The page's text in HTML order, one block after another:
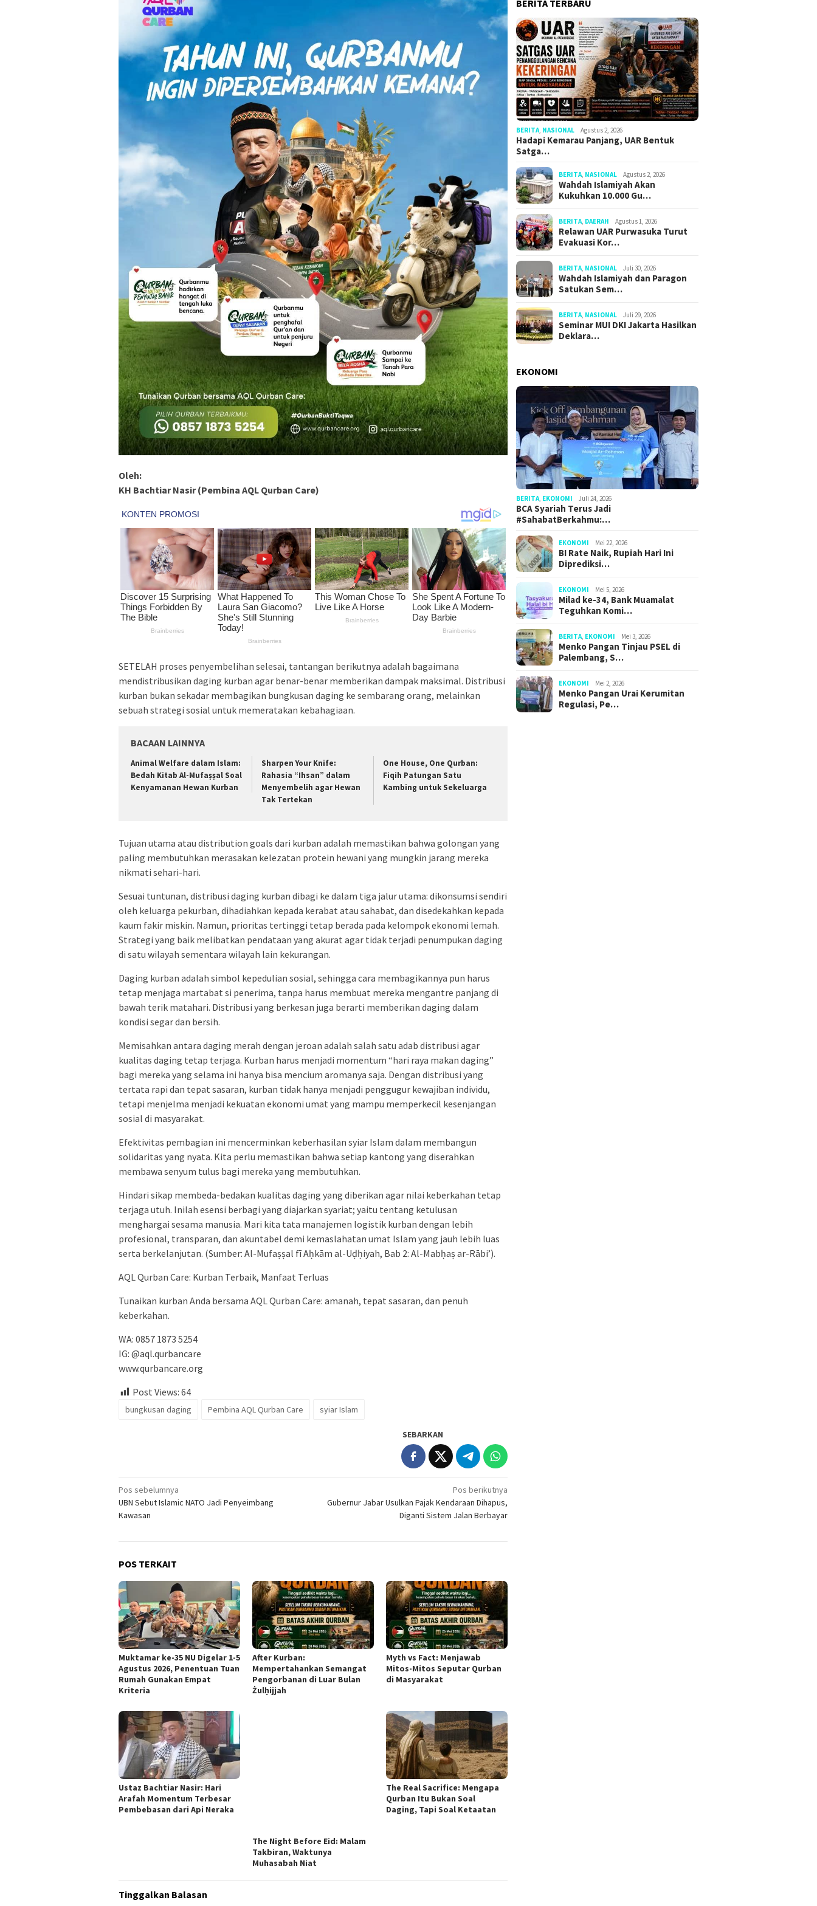
Oleh:
KH Bachtiar Nasir (Pembina AQL Qurban Care)
SETELAH proses penyembelihan selesai, tantangan berikutnya adalah bagaimana
mendistribusikan daging kurban agar benar-benar memberikan dampak maksimal. Distribusi
kurban bukan sekadar membagikan bungkusan daging ke sembarang orang, melainkan
sebuah strategi sosial untuk memeratakan kebahagiaan.
BACAAN LAINNYA
Animal Welfare dalam Islam:
Bedah Kitab Al-Mufaṣṣal Soal
Kenyamanan Hewan Kurban
Sharpen Your Knife:
Rahasia “Ihsan” dalam
Menyembelih agar Hewan
Tak Tertekan
One House, One Qurban:
Fiqih Patungan Satu
Kambing untuk Sekeluarga
Tujuan utama atau distribution goals dari kurban adalah memastikan bahwa golongan yang
paling membutuhkan merasakan kelezatan protein hewani yang mungkin jarang mereka
nikmati sehari-hari.
Sesuai tuntunan, distribusi daging kurban dibagi ke dalam tiga jalur utama: dikonsumsi sendiri
oleh keluarga pekurban, dihadiahkan kepada kerabat atau sahabat, dan disedekahkan kepada
kaum fakir miskin. Namun, prioritas tertinggi tetap berada pada kelompok ekonomi lemah.
Strategi yang baik melibatkan pendataan yang akurat agar tidak terjadi penumpukan daging
di satu wilayah sementara wilayah lain kekurangan.
Daging kurban adalah simbol kepedulian sosial, sehingga cara membagikannya pun harus
tetap menjaga martabat si penerima, tanpa harus membuat mereka mengantre panjang di
bawah terik matahari. Distribusi yang berkesan juga berarti memberikan daging dalam
kondisi segar dan bersih.
Memisahkan antara daging merah dengan jeroan adalah salah satu adab distribusi agar
kualitas daging tetap terjaga. Kurban harus menjadi momentum “hari raya makan daging”
bagi mereka yang selama ini hanya bisa mencium aromanya saja. Dengan distribusi yang
tertata rapi dan tepat sasaran, kurban tidak hanya menjadi penggugur kewajiban individu,
tetapi menjelma menjadi kekuatan ekonomi umat yang mampu memperkecil kesenjangan
sosial di masyarakat.
Efektivitas pembagian ini mencerminkan keberhasilan syiar Islam dalam membangun
solidaritas yang nyata. Kita perlu memastikan bahwa setiap kantong yang diserahkan
membawa senyum tulus bagi mereka yang membutuhkan.
Hindari sikap membeda-bedakan kualitas daging yang diberikan agar nilai keberkahan tetap
terjaga utuh. Inilah esensi berbagi yang diajarkan syariat; yaitu tentang ketulusan
menghargai sesama manusia. Mari kita tata manajemen logistik kurban dengan lebih
profesional, transparan, dan akuntabel demi kemaslahatan umat Islam yang jauh lebih luas
serta berkelanjutan. (Sumber: Al-Mufaṣṣal fī Aḥkām al-Uḍḥiyah, Bab 2: Al-Mabḥaṣ ar-Rābi’).
AQL Qurban Care: Kurban Terbaik, Manfaat Terluas
Tunaikan kurban Anda bersama AQL Qurban Care: amanah, tepat sasaran, dan penuh
keberkahan.
WA: 0857 1873 5254
IG: @aql.qurbancare
www.qurbancare.org
Post Views: 64
bungkusan daging Pembina AQL Qurban Care syiar Islam
SEBARKAN
Navigasi
pos
Pos sebelumnya
UBN Sebut Islamic NATO Jadi Penyeimbang
Kawasan
Pos berikutnya
Gubernur Jabar Usulkan Pajak Kendaraan Dihapus,
Diganti Sistem Jalan Berbayar
POS TERKAIT
Muktamar ke-35 NU Digelar 1-5
Agustus 2026, Penentuan Tuan
Rumah Gunakan Empat
Kriteria
After Kurban:
Mempertahankan Semangat
Pengorbanan di Luar Bulan
Żulḥijjah
Myth vs Fact: Menjawab
Mitos-Mitos Seputar Qurban
di Masyarakat
Ustaz Bachtiar Nasir: Hari
Arafah Momentum Terbesar
Pembebasan dari Api Neraka
The Night Before Eid: Malam
Takbiran, Waktunya
Muhasabah Niat
The Real Sacrifice: Mengapa
Qurban Itu Bukan Soal
Daging, Tapi Soal Ketaatan
Tinggalkan Balasan
BERITA TERBARU
BERITA NASIONAL Agustus 2, 2026
Hadapi Kemarau Panjang, UAR Bentuk
Satga…
BERITA NASIONAL Agustus 2, 2026
Wahdah Islamiyah Akan
Kukuhkan 10.000 Gu…
BERITA DAERAH Agustus 1, 2026
Relawan UAR Purwasuka Turut
Evakuasi Kor…
BERITA NASIONAL Juli 30, 2026
Wahdah Islamiyah dan Paragon
Satukan Sem…
BERITA NASIONAL Juli 29, 2026
Seminar MUI DKI Jakarta Hasilkan
Deklara…
EKONOMI
BERITA EKONOMI Juli 24, 2026
BCA Syariah Terus Jadi
#SahabatBerkahmu:…
EKONOMI Mei 22, 2026
BI Rate Naik, Rupiah Hari Ini
Diprediksi…
EKONOMI Mei 5, 2026
Milad ke-34, Bank Muamalat
Teguhkan Komi…
BERITA EKONOMI Mei 3, 2026
Menko Pangan Tinjau PSEL di
Palembang, S…
EKONOMI Mei 2, 2026
Menko Pangan Urai Kerumitan
Regulasi, Pe…